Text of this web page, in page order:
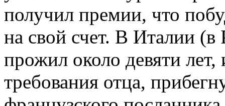
получил премии, что
на свой счет. В Италии
прожил около девяти
требования отца,